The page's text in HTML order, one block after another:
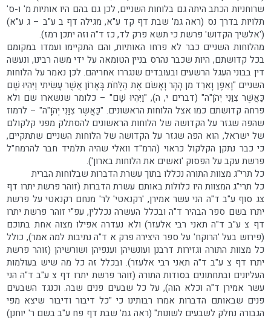
שרוחניות הכתב היתה גם בלוחות השניים, לכן גם בהם היו אותיות מ' ו-ס'
תלויות בדרך נס (ראה גמ' שבת דף קד ע"א, מגילה דף ב ע"ב – ג ע"א)
('אלשיך הקדוש' פרשת כי תשא פרק לד, כז ד"ה וזה יתכן רמז).
מהלוחות השניים כבר לא פרחו האותיות, והם התקיימו ועמדו במקומם
בכל קדושתם, היות שכבר נהרס בניין הטומאה על ידי משה רבינו, ונעשה
דין בבוני העגל הרשעים ובעובדים שנגררו אחריהם. לכן נאמר על הלוחות
השניים "וָאֵפֶן וָאֵרֵד מִן הָהָר וָאָשִׂם אֶת הַלֻּחֹת בָּאָרוֹן אֲשֶׁר עָשִׂיתִי וַיִּהְיוּ שָׁם
כַּאֲשֶׁר צִוַּנִי יְהֹוָ"ה" (דברים י, ה), "וַיִּהְיוּ שָׁם" – כלומר שנשארו שם ולא
פרחה קדושתם כמו אצל הלוחות הראשונים. "כַּאֲשֶׁר צִוַּנִי יְהֹוָ"ה" – לרמוז
שהפה שגזר על הקדושה של הלוחות הראשונים להסתלק מפני קלקולם
של ישראל, הוא הפה שגזר על הקדושה של הלוחות השניים שתתקיים,
כי כבר נתקן הקלקול כראוי (הרמ"ד וואלי שהיה תלמיד חבר להרמח"ל
פרשת עקב על הפסוק 'ואשים את הלוחות בארון').
כל תרי"ג מצוות התורה נכללו בתוך עשרת הדברות שבלוחות הברית
כל תרי"ג המצוות היו כלולות באותם עשרת הדברות (זוהר פרשת יתרו דף
צג סוף ע"ב ד"ה הני עשר אמירן, 'רקנאטי' לר' מנחם רקנאטי על פרשת
יתרו בשם ספר הבהיר ד"ה ובכלל העשרה נכללין, עפ"י זוהר פרשת יתרו
דף צ ע"ב ד"ה תאני רבי אלעזר) ולא נעדרה אפילו מצוה אחת בתוכם
(פירוש בעל 'הרוקח' על ספר היצירה פרק א ד"ה נתיבות למה אמר), כולל
כל מצוות התורה וגזירות דרבנן ועונשיהן וענפיהן ושורשיהן (זוהר פרשת
יתרו דף צ ע"ב ד"ה תאני רבי אלעזר). ובכלל זה כל מה שיש בעולמות
העליונים ובתחתונים בסודות התורה (זוהר פרשת יתרו דף צ ע"ב ד"ה הני
עשר אמירן ד"ה וכלא הוה), על כל שבעים פנים שבה. וכנגד השבעים
פנים שבאותם הדברות אמרו רבותינו כי "כל דיבור ודיבור שיצא מפי
הגבורה נחלק לשבעים לשונות" (ראה גמ' שבת דף פח ע"ב בשם ר' יוחנן)